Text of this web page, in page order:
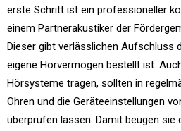
erste Schritt ist ein professioneller
einem Partnerakustiker der
Dieser gibt verlässlichen Aufschluss
eigene Hörvermögen bestellt ist.
Hörsysteme tragen, sollten in
Ohren und die Geräteeinstellungen
überprüfen lassen. Damit beugen sie